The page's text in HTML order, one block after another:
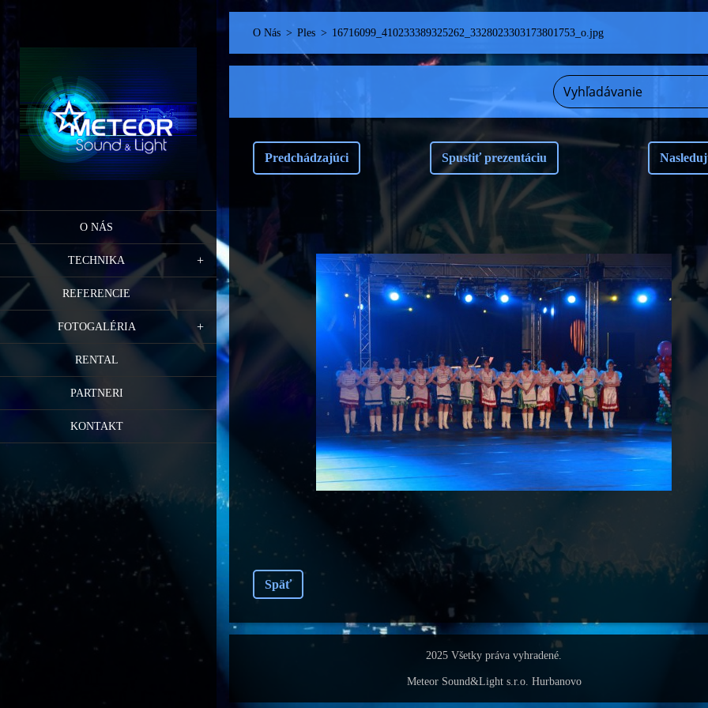
O NÁS
TECHNIKA
REFERENCIE
FOTOGALÉRIA
RENTAL
PARTNERI
KONTAKT
O Nás > Ples > 16716099_410233389325262_3328023303173801753_o.jpg
Predchádzajúci Spustiť prezentáciu
Späť
2025 Všetky práva vyhradené.
Meteor Sound&Light s.r.o. Hurbanovo